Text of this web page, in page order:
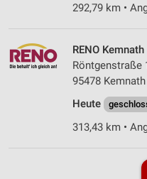
292,79 km •
RENO Kemnath
Röntgenstraße
95478 Kemnath
Heute
313,43 km •